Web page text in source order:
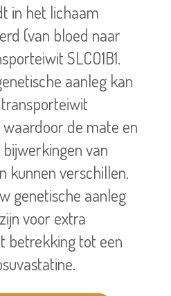
in het lichaam
(van bloed naar
SLCO1B1.
aanleg kan
de mate en
van
kunnen verschillen.
genetische aanleg
voor extra
betrekking tot een